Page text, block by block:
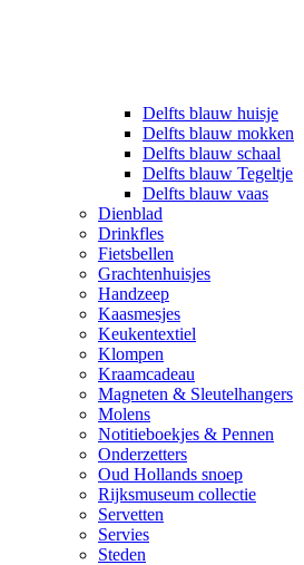
Delfts blauw huisje
Delfts blauw mokken
Delfts blauw schaal
Delfts blauw Tegeltje
Delfts blauw vaas
Dienblad
Drinkfles
Fietsbellen
Grachtenhuisjes
Handzeep
Kaasmesjes
Keukentextiel
Klompen
Kraamcadeau
Magneten & Sleutelhangers
Molens
Notitieboekjes & Pennen
Onderzetters
Oud Hollands snoep
Rijksmuseum collectie
Servetten
Servies
Steden